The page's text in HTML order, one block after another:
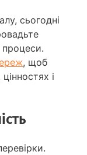
сьогодні
процеси.
, щоб
і